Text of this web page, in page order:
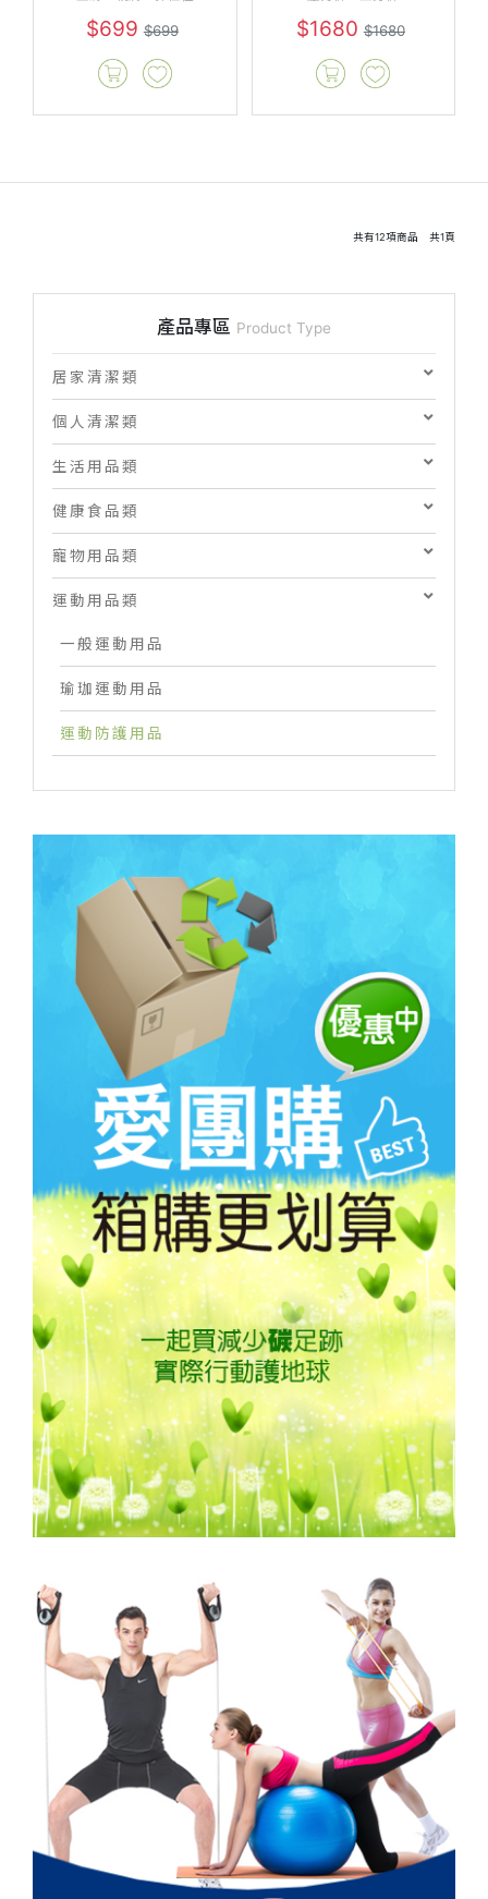
產品專區 Product Type
居家清潔類
個人清潔類
生活用品類
健康食品類
寵物用品類
運動用品類
一般運動用品
瑜珈運動用品
運動防護用品
$699$699 $1680$1680
共有12項商品 共1 頁